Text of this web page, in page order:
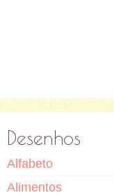
Desenhos
Alfabeto
Alimentos